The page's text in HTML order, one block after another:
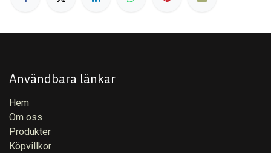
Användbara länkar
Hem
Om oss
Produkter
Köpvillkor